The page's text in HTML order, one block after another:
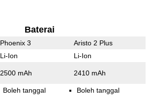
Baterai
Phoenix 3 Aristo 2 Plus
Li-Ion Li-Ion
2500 mAh 2410 mAh
Boleh tanggal Boleh tanggal